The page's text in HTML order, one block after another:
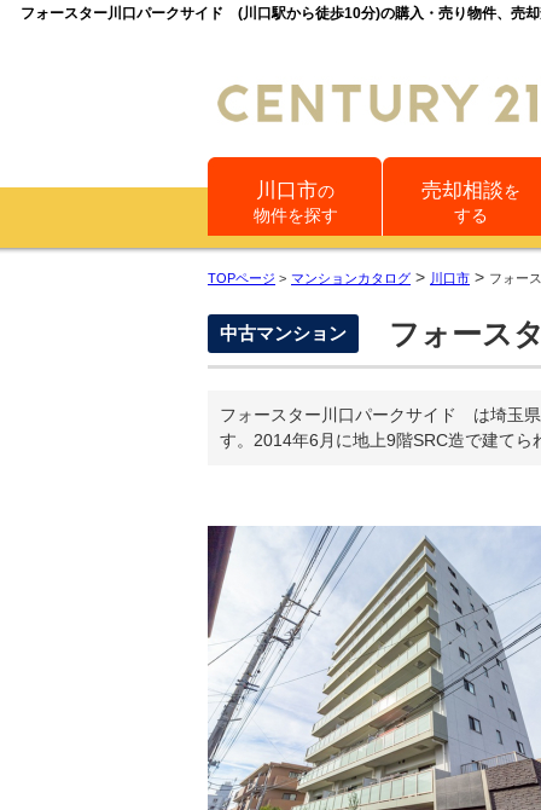
フォースター川口パークサイド (川口駅から徒歩10分)の購入・売り物件、売
川口市の
物件を探す
売却相談を
する
TOPページ > マンションカタログ > 川口市 > フォー
中古マンション フォース
フォースター川口パークサイド は埼玉
す。2014年6月に地上9階SRC造で建て